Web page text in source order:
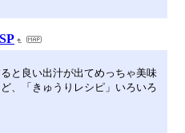
と良い出汁が出てめっちゃ美味
、「きゅうりレシピ」いろいろ